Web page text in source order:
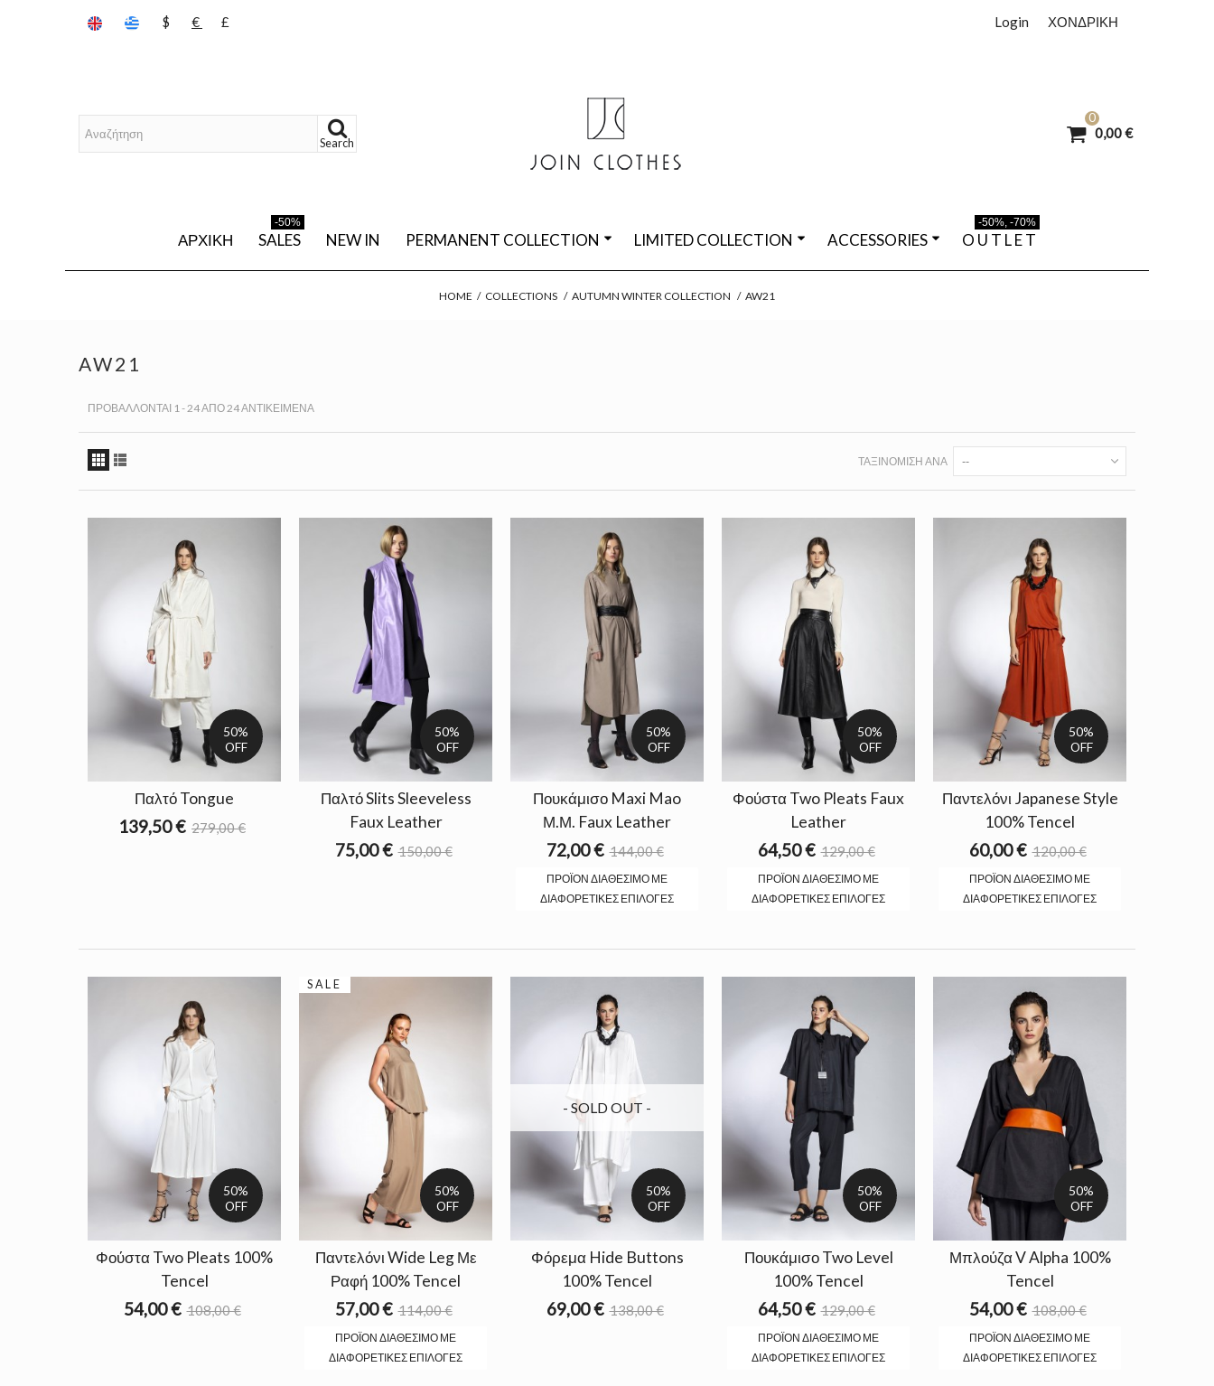
ΧΟΝΔΡΙΚΗ
Login
$ € £
Search
0
0,00 €
ΑΡΧΙΚΉ SALES
-50%
NEW IN PERMANENT COLLECTION LIMITED COLLECTION ACCESSORIES O U T L E T
-50%, -70%
HOME / COLLECTIONS / AUTUMN WINTER COLLECTION / AW21
AW21
ΠΡΟΒΆΛΛΟΝΤΑΙ 1 - 24 ΑΠΌ 24 ΑΝΤΙΚΕΊΜΕΝΑ
ΤΑΞΙΝΌΜΙΣΗ ΑΝΆ --
50%
OFF
Παλτό Tongue
139,50 € 279,00 €
50%
OFF
Παλτό Slits Sleeveless
Faux Leather
75,00 € 150,00 €
50%
OFF
Πουκάμισο Maxi Mao
Μ.Μ. Faux Leather
72,00 € 144,00 €
ΠΡΟΪΌΝ ΔΙΑΘΈΣΙΜΟ ΜΕ
ΔΙΑΦΟΡΕΤΙΚΈΣ ΕΠΙΛΟΓΈΣ
50%
OFF
Φούστα Two Pleats Faux
Leather
64,50 € 129,00 €
ΠΡΟΪΌΝ ΔΙΑΘΈΣΙΜΟ ΜΕ
ΔΙΑΦΟΡΕΤΙΚΈΣ ΕΠΙΛΟΓΈΣ
50%
OFF
Παντελόνι Japanese Style
100% Tencel
60,00 € 120,00 €
ΠΡΟΪΌΝ ΔΙΑΘΈΣΙΜΟ ΜΕ
ΔΙΑΦΟΡΕΤΙΚΈΣ ΕΠΙΛΟΓΈΣ
50%
OFF
Φούστα Two Pleats 100%
Tencel
54,00 € 108,00 €
SALE
50%
OFF
Παντελόνι Wide Leg Με
Ραφή 100% Tencel
57,00 € 114,00 €
ΠΡΟΪΌΝ ΔΙΑΘΈΣΙΜΟ ΜΕ
ΔΙΑΦΟΡΕΤΙΚΈΣ ΕΠΙΛΟΓΈΣ
50%
OFF
- SOLD OUT -
Φόρεμα Hide Buttons
100% Tencel
69,00 € 138,00 €
50%
OFF
Πουκάμισο Two Level
100% Tencel
64,50 € 129,00 €
ΠΡΟΪΌΝ ΔΙΑΘΈΣΙΜΟ ΜΕ
ΔΙΑΦΟΡΕΤΙΚΈΣ ΕΠΙΛΟΓΈΣ
50%
OFF
Μπλούζα V Alpha 100%
Tencel
54,00 € 108,00 €
ΠΡΟΪΌΝ ΔΙΑΘΈΣΙΜΟ ΜΕ
ΔΙΑΦΟΡΕΤΙΚΈΣ ΕΠΙΛΟΓΈΣ